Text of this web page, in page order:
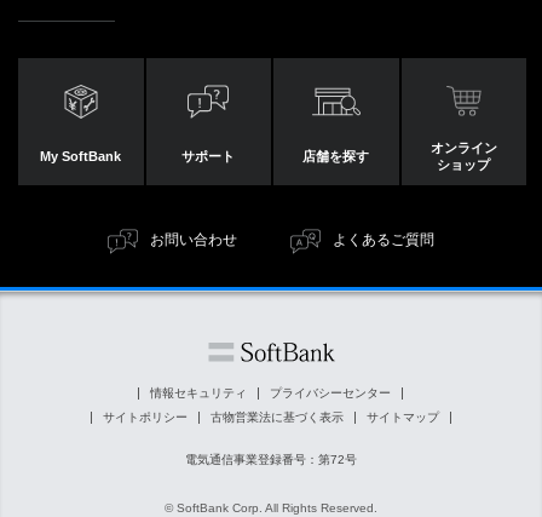
My SoftBank サポート 店舗を探す
オンライン
ショップ
お問い合わせ よくあるご質問
情報セキュリティ
プライバシーセンター
サイトポリシー
古物営業法に基づく表示 サイトマップ
電気通信事業登録番号：第72号
© SoftBank Corp. All Rights Reserved.